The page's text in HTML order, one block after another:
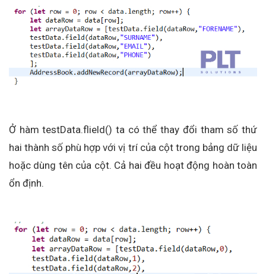
Ở hàm testData.flield() ta có thể thay đổi tham số thứ
hai thành số phù hợp với vị trí của cột trong bảng dữ liệu
hoặc dùng tên của cột. Cả hai đều hoạt động hoàn toàn
ổn định.